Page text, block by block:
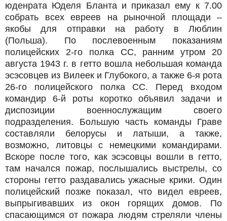
юденрата Юделя Бланта и приказал ему к 7.00
собрать всех евреев на рыночной площади –
якобы для отправки на работу в Люблин
(Польша). По послевоенным показаниям
полицейских 2-го полка СС, ранним утром 20
августа 1943 г. в гетто вошла небольшая команда
эсэсовцев из Вилеек и Глубокого, а также 6-я рота
26-го полицейского полка СС. Перед входом
командир 6-й роты коротко объявил задачи и
диспозиции военнослужащим своего
подразделения. Большую часть команды Граве
составляли белорусы и латыши, а также,
возможно, литовцы с немецкими командирами.
Вскоре после того, как эсэсовцы вошли в гетто,
там начался пожар, послышались выстрелы, со
стороны гетто раздавались ужасные крики. Один
полицейский позже показал, что видел евреев,
выпрыгивавших из окон горящих домов. По
спасающимся от пожара людям стреляли члены